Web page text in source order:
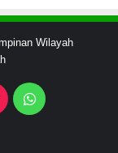
Wilayah
TikTokWhatsApp